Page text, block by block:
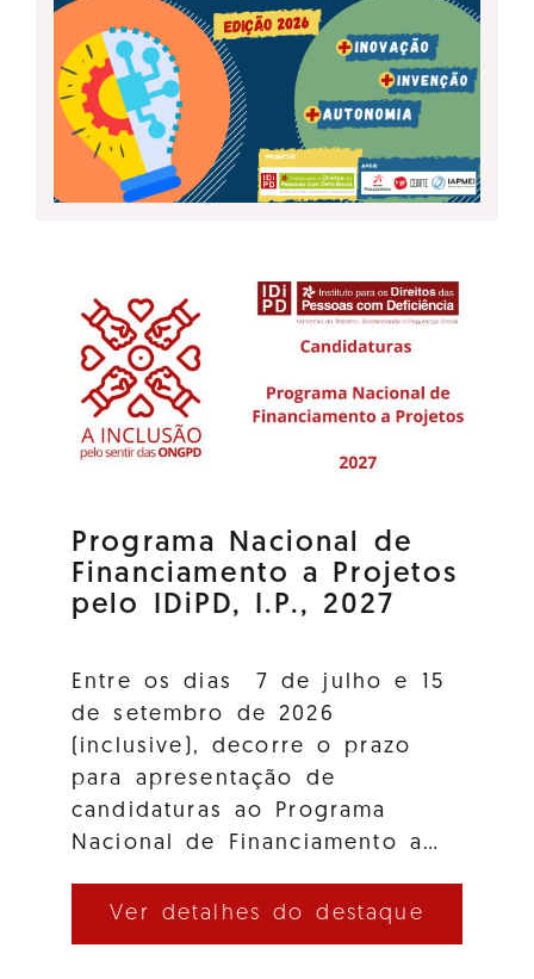
Programa Nacional de
Financiamento a Projetos
pelo IDiPD, I.P., 2027
Entre os dias 7 de julho e 15
de setembro de 2026
(inclusive), decorre o prazo
para apresentação de
candidaturas ao Programa
Nacional de Financiamento a…
Ver detalhes do destaque